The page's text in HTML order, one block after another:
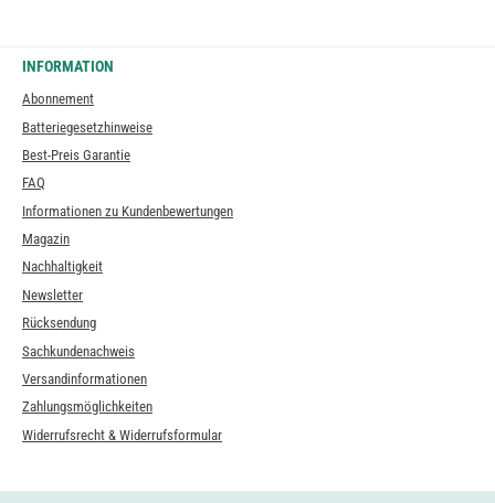
INFORMATION
Abonnement
Batteriegesetzhinweise
Best-Preis Garantie
FAQ
Informationen zu Kundenbewertungen
Magazin
Nachhaltigkeit
Newsletter
Rücksendung
Sachkundenachweis
Versandinformationen
Zahlungsmöglichkeiten
Widerrufsrecht & Widerrufsformular